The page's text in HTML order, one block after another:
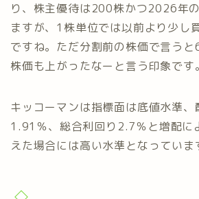
り、株主優待は200株かつ2026年
ますが、1株単位では以前より少し
ですね。ただ分割前の株価で言う
株価も上がったなーと言う印象です
キッコーマンは指標面は底値水準、
1.91％、総合利回り2.7％と増配に
えた場合には高い水準となっていま